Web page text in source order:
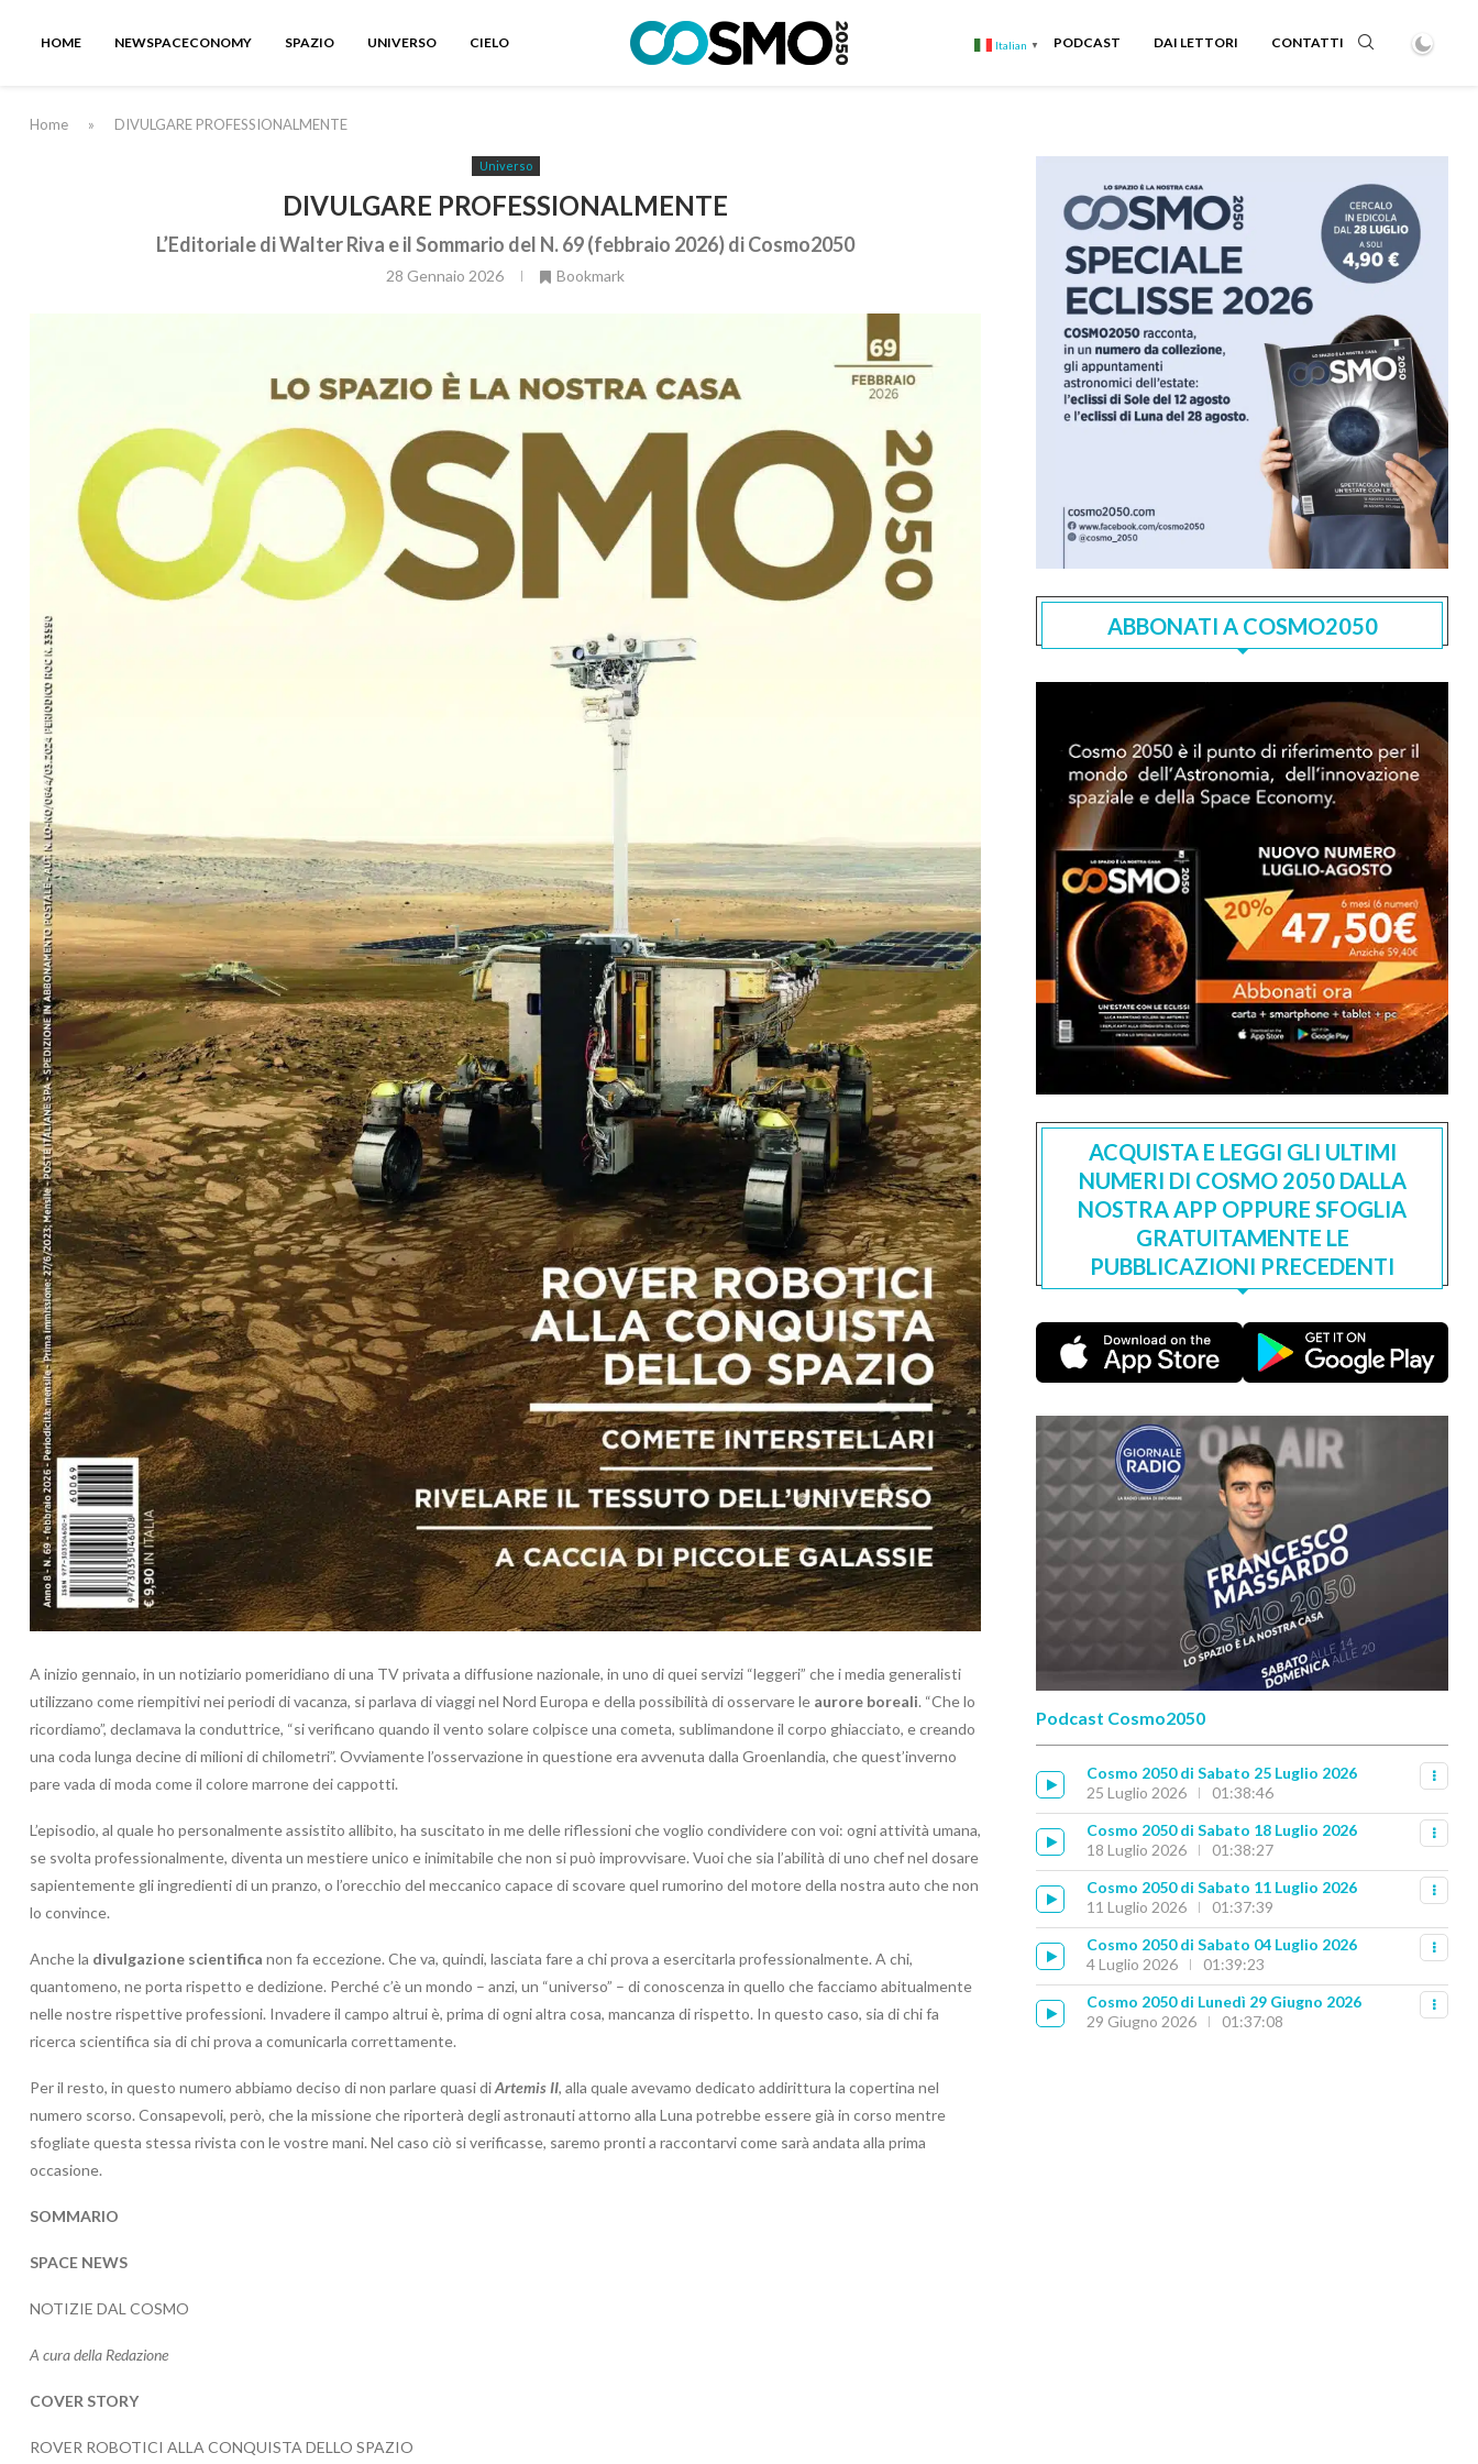
HOME NEWSPACECONOMY SPAZIO UNIVERSO CIELO Italian ▼ PODCAST DAI LETTORI CONTATTI
Home » DIVULGARE PROFESSIONALMENTE
Universo
DIVULGARE PROFESSIONALMENTE
L’Editoriale di Walter Riva e il Sommario del N. 69 (febbraio 2026) di Cosmo2050
28 Gennaio 2026 Bookmark
A inizio gennaio, in un notiziario pomeridiano di una TV privata a diffusione nazionale, in uno di quei servizi “leggeri” che i media generalisti
utilizzano come riempitivi nei periodi di vacanza, si parlava di viaggi nel Nord Europa e della possibilità di osservare le aurore boreali. “Che lo
ricordiamo”, declamava la conduttrice, “si verificano quando il vento solare colpisce una cometa, sublimandone il corpo ghiacciato, e creando
una coda lunga decine di milioni di chilometri”. Ovviamente l’osservazione in questione era avvenuta dalla Groenlandia, che quest’inverno
pare vada di moda come il colore marrone dei cappotti.
L’episodio, al quale ho personalmente assistito allibito, ha suscitato in me delle riflessioni che voglio condividere con voi: ogni attività umana,
se svolta professionalmente, diventa un mestiere unico e inimitabile che non si può improvvisare. Vuoi che sia l’abilità di uno chef nel dosare
sapientemente gli ingredienti di un pranzo, o l’orecchio del meccanico capace di scovare quel rumorino del motore della nostra auto che non
lo convince.
Anche la divulgazione scientifica non fa eccezione. Che va, quindi, lasciata fare a chi prova a esercitarla professionalmente. A chi,
quantomeno, ne porta rispetto e dedizione. Perché c’è un mondo – anzi, un “universo” – di conoscenza in quello che facciamo abitualmente
nelle nostre rispettive professioni. Invadere il campo altrui è, prima di ogni altra cosa, mancanza di rispetto. In questo caso, sia di chi fa
ricerca scientifica sia di chi prova a comunicarla correttamente.
Per il resto, in questo numero abbiamo deciso di non parlare quasi diArtemis II, alla quale avevamo dedicato addirittura la copertina nel
numero scorso. Consapevoli, però, che la missione che riporterà degli astronauti attorno alla Luna potrebbe essere già in corso mentre
sfogliate questa stessa rivista con le vostre mani. Nel caso ciò si verificasse, saremo pronti a raccontarvi come sarà andata alla prima
occasione.
SOMMARIO
SPACE NEWS
NOTIZIE DAL COSMO
A cura della Redazione
COVER STORY
ROVER ROBOTICI ALLA CONQUISTA DELLO SPAZIO
ABBONATI A COSMO2050
ACQUISTA E LEGGI GLI ULTIMI
NUMERI DI COSMO 2050 DALLA
NOSTRA APP OPPURE SFOGLIA
GRATUITAMENTE LE
PUBBLICAZIONI PRECEDENTI
Podcast Cosmo2050
Cosmo 2050 di Sabato 25 Luglio 2026
25 Luglio 2026
01:38:46
Cosmo 2050 di Sabato 18 Luglio 2026
18 Luglio 2026
01:38:27
Cosmo 2050 di Sabato 11 Luglio 2026
11 Luglio 2026
01:37:39
Cosmo 2050 di Sabato 04 Luglio 2026
4 Luglio 2026
01:39:23
Cosmo 2050 di Lunedì 29 Giugno 2026
29 Giugno 2026
01:37:08